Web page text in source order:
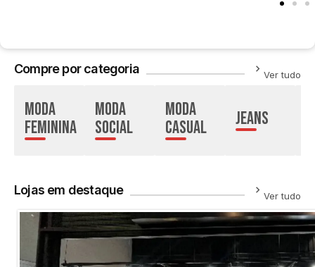
Compre por categoria Ver tudo
Moda
feminina
Moda
Social
Moda
Casual
Jeans
Lojas em destaque Ver tudo